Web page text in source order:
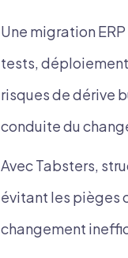
Une migration
tests,
risques de dérive
conduite du
Avec Tabsters,
évitant les pièges
changement